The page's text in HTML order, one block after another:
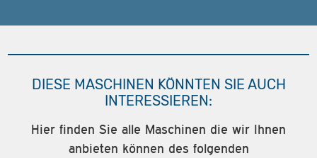
DIESE MASCHINEN KÖNNTEN SIE AUCH
INTERESSIEREN:
Hier finden Sie alle Maschinen die wir Ihnen
anbieten können des folgenden